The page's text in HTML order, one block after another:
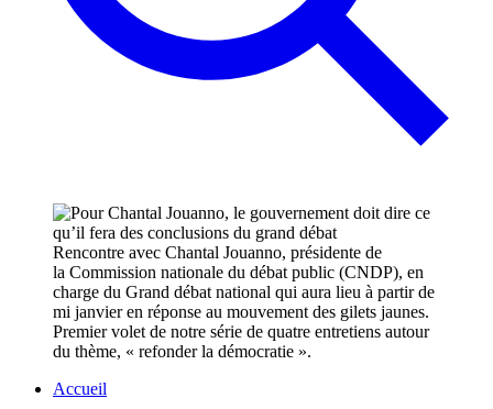
Rencontre avec Chantal Jouanno, présidente de
la Commission nationale du débat public (CNDP), en
charge du Grand débat national qui aura lieu à partir de
mi janvier en réponse au mouvement des gilets jaunes.
Premier volet de notre série de quatre entretiens autour
du thème, « refonder la démocratie ».
Accueil